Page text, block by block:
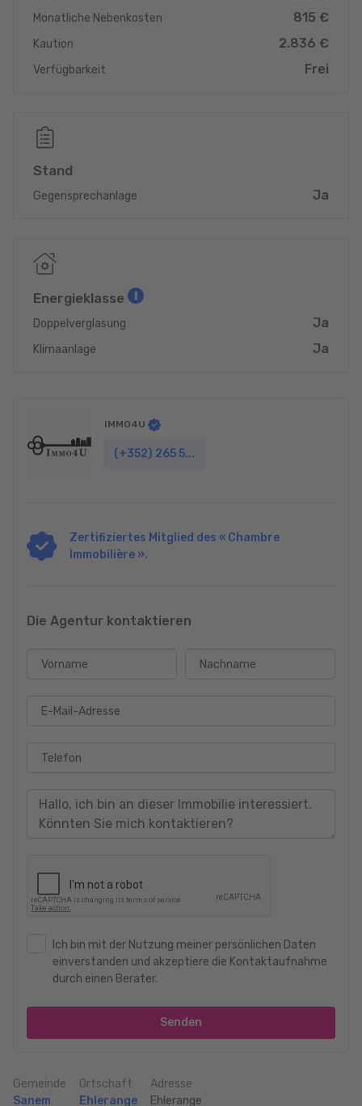
Monatliche Nebenkosten 815 €
Kaution 2.836 €
Verfügbarkeit Frei
Stand
Gegensprechanlage Ja
Energieklasse
Doppelverglasung Ja
Klimaanlage Ja
IMMO4U
(+352) 265 5...
Zertifiziertes Mitglied des « Chambre
Immobilière ».
Die Agentur kontaktieren
Vorname Nachname
E-Mail-Adresse
Telefon
Ich bin mit der Nutzung meiner persönlichen Daten
einverstanden und akzeptiere die Kontaktaufnahme
durch einen Berater.
Senden
Gemeinde
Sanem
Ortschaft
Ehlerange
Adresse
Ehlerange